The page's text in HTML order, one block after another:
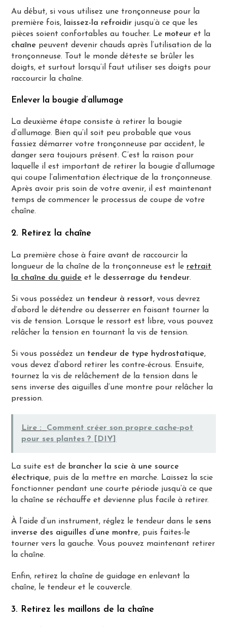
Au début, si vous utilisez une tronçonneuse pour la
première fois,
laissez-la refroidir jusqu’à ce que les
pièces soient confortables au toucher. Le moteur et la
chaîne peuvent devenir chauds après l’utilisation de la
tronçonneuse. Tout le monde déteste se brûler les
doigts, et surtout lorsqu’il faut utiliser ses doigts pour
raccourcir la chaîne.
Enlever la bougie d’allumage
La deuxième étape consiste à retirer la bougie
d’allumage. Bien qu’il soit peu probable que vous
fassiez démarrer votre tronçonneuse par accident, le
danger sera toujours présent. C’est la raison pour
laquelle il est important de retirer la bougie d’allumage
qui coupe l’alimentation électrique de la tronçonneuse.
Après avoir pris soin de votre avenir, il est maintenant
temps de commencer le processus de coupe de votre
chaîne.
2. Retirez la chaîne
La première chose à faire avant de raccourcir la
longueur de la chaîne de la tronçonneuse est le retrait
la chaîne du guide et le desserrage du tendeur.
Si vous possédez un tendeur à ressort, vous devrez
d’abord le détendre ou desserrer en faisant tourner la
vis de tension. Lorsque le ressort est libre, vous pouvez
relâcher la tension en tournant la vis de tension.
Si vous possédez un tendeur de type hydrostatique,
vous devez d’abord retirer les contre-écrous. Ensuite,
tournez la vis de relâchement de la tension dans le
sens inverse des aiguilles d’une montre pour relâcher la
pression.
Lire :
Comment créer son propre cache-pot
pour ses plantes ? [DIY]
La suite est de brancher la scie à une source
électrique, puis de la mettre en marche. Laissez la scie
fonctionner pendant une courte période jusqu’à ce que
la chaîne se réchauffe et devienne plus facile à retirer.
À l’aide d’un instrument, réglez le tendeur dans le sens
inverse des aiguilles d’une montre, puis faites-le
tourner vers la gauche. Vous pouvez maintenant retirer
la chaîne.
Enfin, retirez la chaîne de guidage en enlevant la
chaîne, le tendeur et le couvercle.
3. Retirez les maillons de la chaîne